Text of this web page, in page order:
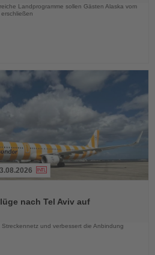
Landprogramme sollen Gästen Alaska vom
nach Tel Aviv auf
und verbessert die Anbindung